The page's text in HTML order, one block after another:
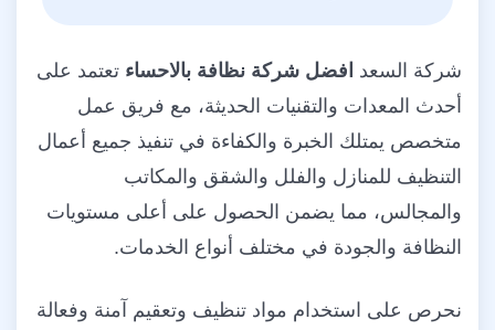
شركة السعد افضل شركة نظافة بالاحساء تعتمد على
أحدث المعدات والتقنيات الحديثة، مع فريق عمل
متخصص يمتلك الخبرة والكفاءة في تنفيذ جميع أعمال
التنظيف للمنازل والفلل والشقق والمكاتب
والمجالس، مما يضمن الحصول على أعلى مستويات
النظافة والجودة في مختلف أنواع الخدمات.
نحرص على استخدام مواد تنظيف وتعقيم آمنة وفعالة